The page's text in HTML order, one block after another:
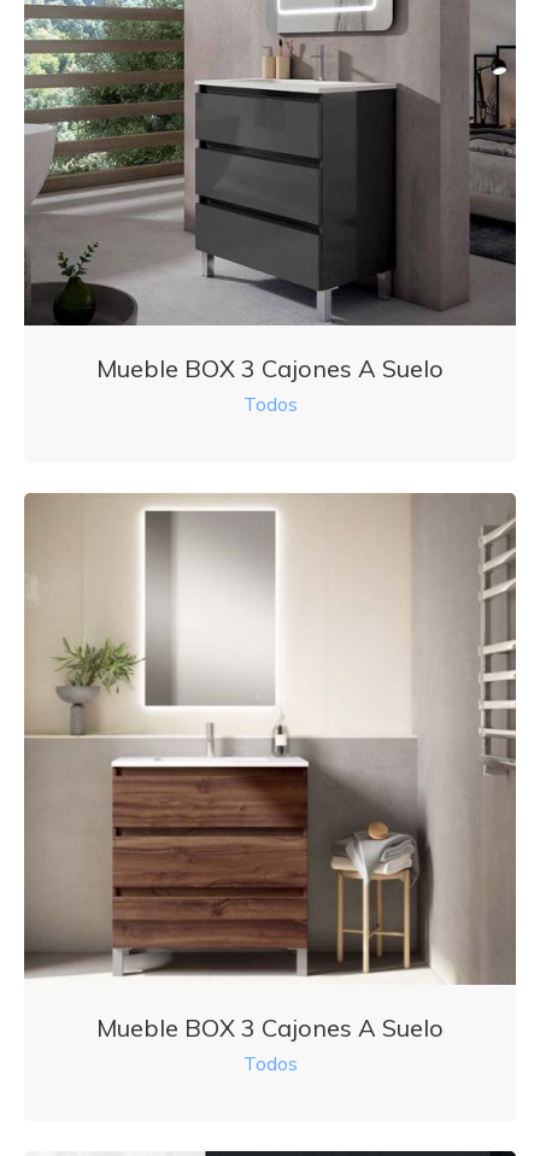
Mueble BOX 3 Cajones A Suelo
Todos
Mueble BOX 3 Cajones A Suelo
Todos